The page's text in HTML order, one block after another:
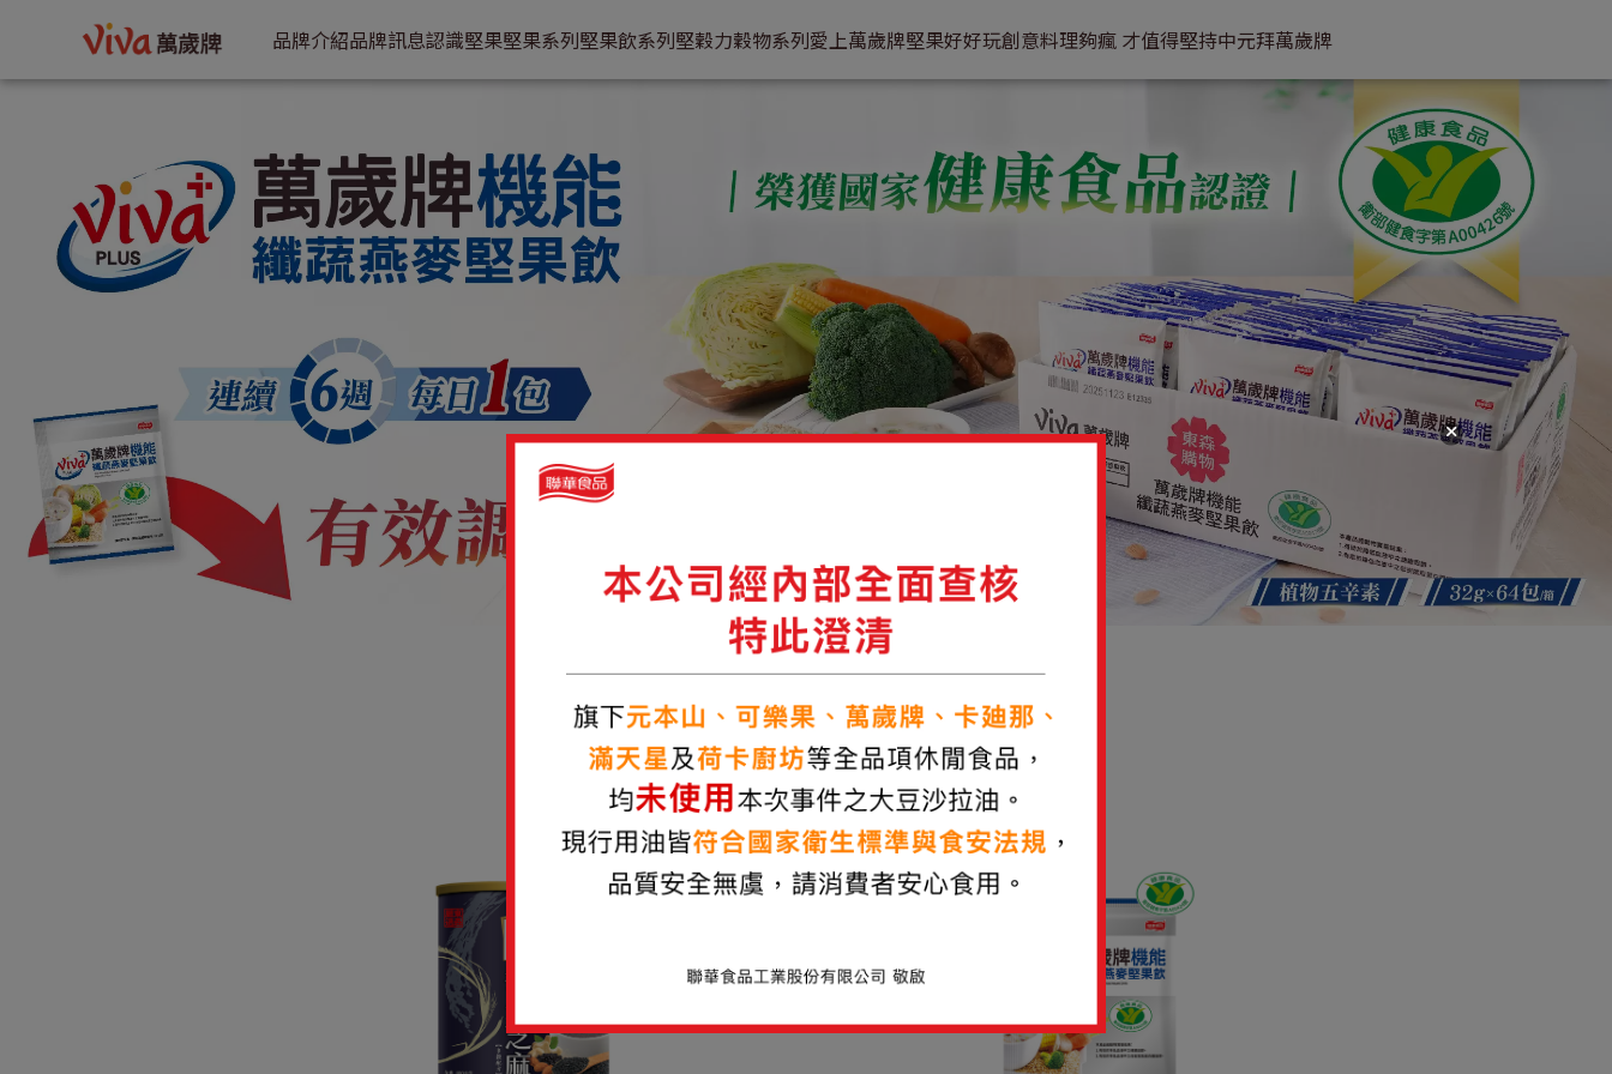
品牌介紹品牌訊息認識堅果堅果系列堅果飲系列堅穀力穀物系列愛上萬歲牌堅果好好玩創意料理夠瘋 才值得堅持中元拜萬歲牌
東 森 獨 家